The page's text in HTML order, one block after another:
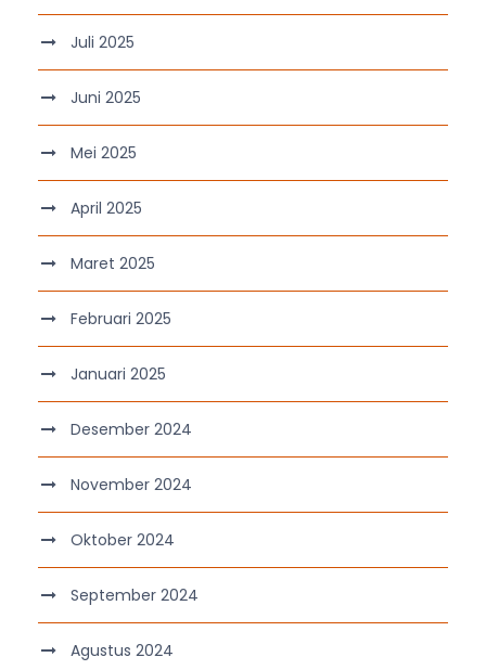
Juli 2025
Juni 2025
Mei 2025
April 2025
Maret 2025
Februari 2025
Januari 2025
Desember 2024
November 2024
Oktober 2024
September 2024
Agustus 2024